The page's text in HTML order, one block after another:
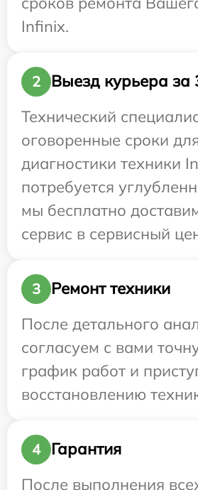
Infinix.
2
Выезд курьера за
Технический
оговоренные сроки
диагностики техники
потребуется
мы бесплатно
сервис в сервисный
3
Ремонт техники
После детального
согласуем с вами
график работ и
восстановлению
4
Гарантия
После выполнения